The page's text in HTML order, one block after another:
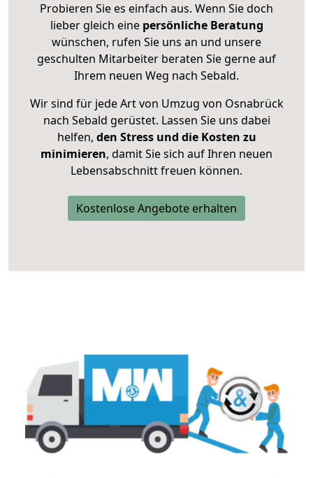
Probieren Sie es einfach aus. Wenn Sie doch
lieber gleich eine persönliche Beratung
wünschen, rufen Sie uns an und unsere
geschulten Mitarbeiter beraten Sie gerne auf
Ihrem neuen Weg nach Sebald.
Wir sind für jede Art von Umzug von Osnabrück
nach Sebald gerüstet. Lassen Sie uns dabei
helfen, den Stress und die Kosten zu
minimieren, damit Sie sich auf Ihren neuen
Lebensabschnitt freuen können.
Kostenlose Angebote erhalten